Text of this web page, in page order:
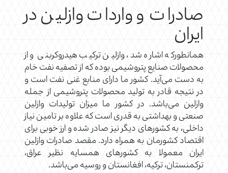
صادرات و واردات وازلین در
ایران
همانطورکه اشاره شد، وازلین ترکیب هیدروکربنی و از
محصولات صنایع پتروشیمی بوده که از تصفیه نفت خام
به دست می‌آید. کشور ما دارای منابع غنی نفت است و
در نتیجه قادر به تولید محصولات پتروشیمی از جمله
وازلین می‌باشد. در کشور ما میزان تولیدات وازلین
صنعتی و بهداشتی به قدری است که علاوه بر تامین نیاز
داخلی، به کشورهای دیگر نیز صادر شده و ارز خوبی برای
اقتصاد کشورمان به همراه دارد. مقصد صادرات وازلین
ایران معمولا به کشورهای همسایه نظیر عراق،
ترکمنستان، ترکیه، افغانستان و روسیه می‌باشد.